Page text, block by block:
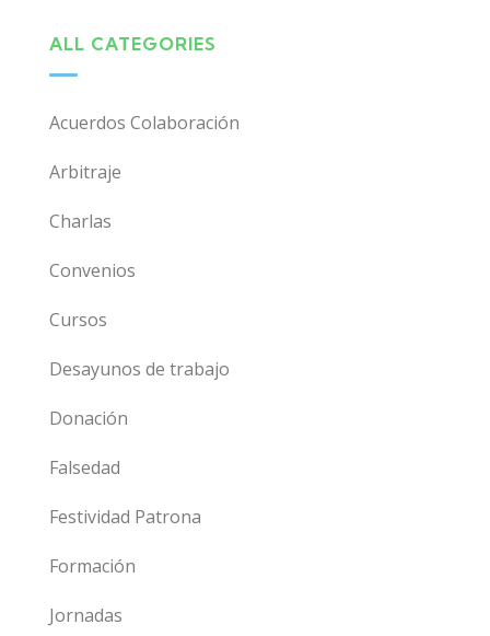
ALL CATEGORIES
Acuerdos Colaboración
Arbitraje
Charlas
Convenios
Cursos
Desayunos de trabajo
Donación
Falsedad
Festividad Patrona
Formación
Jornadas